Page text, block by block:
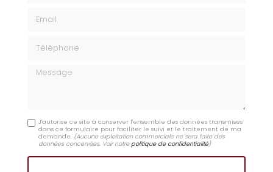
Message
J'autorise ce site à conserver l'ensemble des données transmises
dans ce formulaire pour faciliter le suivi et le traitement de ma
demande. (Aucune exploitation commerciale ne sera faite des
données concervées. Voir notrepolitique de confidentialité)